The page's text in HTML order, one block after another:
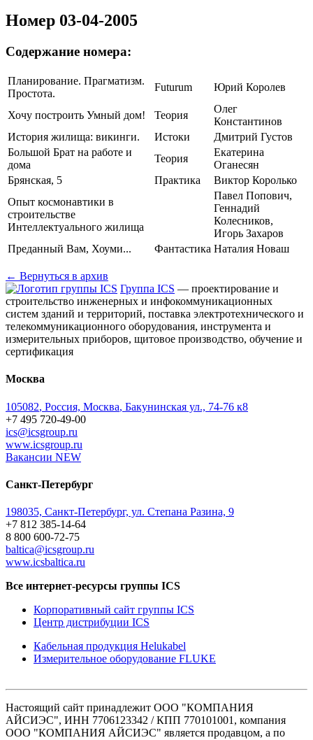
Номер 03-04-2005
Содержание номера:
Планирование. Прагматизм.
Простота.
Futurum Юрий Королев
Хочу построить Умный дом! Теория
Олег
Константинов
История жилища: викинги.
Истоки
Дмитрий Густов
Большой Брат на работе и
дома
Теория
Екатерина
Оганесян
Брянская, 5
Практика
Виктор Королько
Опыт космонавтики в
строительстве
Интеллектуального жилища
Павел Попович,
Геннадий
Колесников,
Игорь Захаров
Преданный Вам, Хоуми...
Фантастика Наталия Новаш
← Вернуться в архив
Группа ICS — проектирование и
строительство инженерных и инфокоммуникационных
систем зданий и территорий, поставка электротехнического и
телекоммуникационного оборудования, инструмента и
измерительных приборов, щитовое производство, обучение и
сертификация
Москва
105082, Россия, Москва, Бакунинская ул., 74-76 к8
+7 495 720-49-00
ics@icsgroup.ru
www.icsgroup.ru
Вакансии NEW
Санкт-Петербург
198035, Санкт-Петербург, ул. Степана Разина, 9
+7 812 385-14-64
8 800 600-72-75
baltica@icsgroup.ru
www.icsbaltica.ru
Все интернет-ресурсы группы ICS
Корпоративный сайт группы ICS
Центр дистрибуции ICS
Кабельная продукция Helukabel
Измерительное оборудование FLUKE
Настоящий сайт принадлежит ООО "КОМПАНИЯ
АЙСИЭС", ИНН 7706123342 / КПП 770101001, компания
ООО "КОМПАНИЯ АЙСИЭС" является продавцом, а по